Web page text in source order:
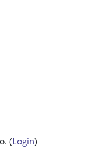
(Login)